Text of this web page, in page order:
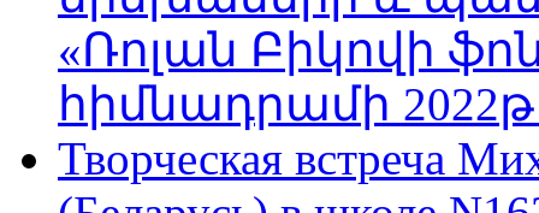
«Ռոլան Բիկովի
հիմնադրամի
Творческая встреча